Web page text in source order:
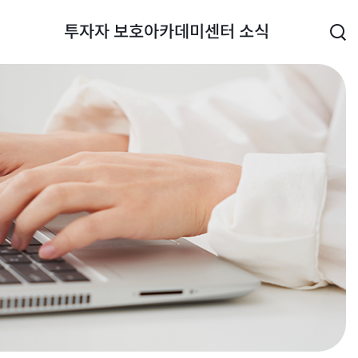
투자자 보호아카데미 센터 소식